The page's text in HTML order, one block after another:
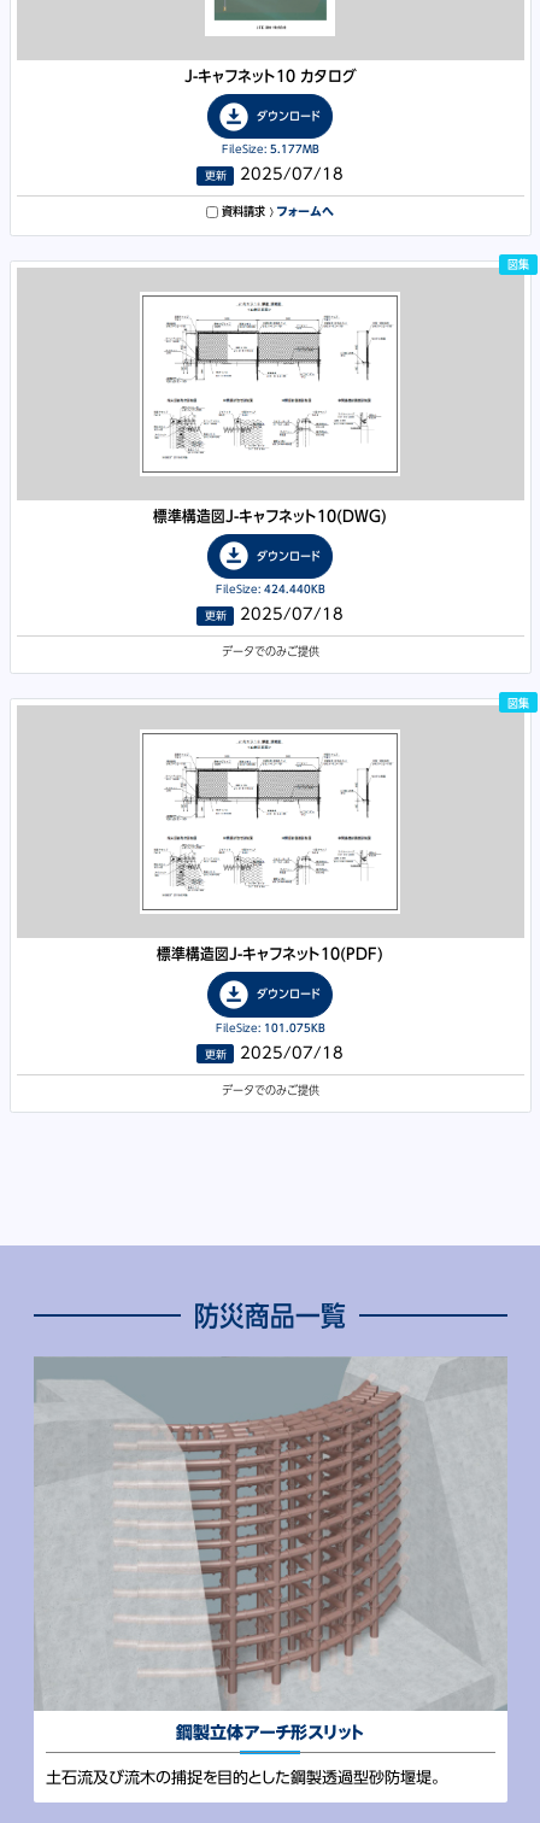
J-キャフネット10 カタログ
download_for_offline ダウンロード
FileSize: 5.177MB
更新 2025/07/18
資料請求 フォームへ
標準構造図J-キャフネット10(DWG)
download_for_offline ダウンロード
FileSize: 424.440KB
更新 2025/07/18
データでのみご提供
図集
標準構造図J-キャフネット10(PDF)
download_for_offline ダウンロード
FileSize: 101.075KB
更新 2025/07/18
データでのみご提供
図集
防災商品一覧
鋼製立体アーチ形スリット
土石流及び流木の捕捉を目的とした鋼製透過型砂防堰堤。